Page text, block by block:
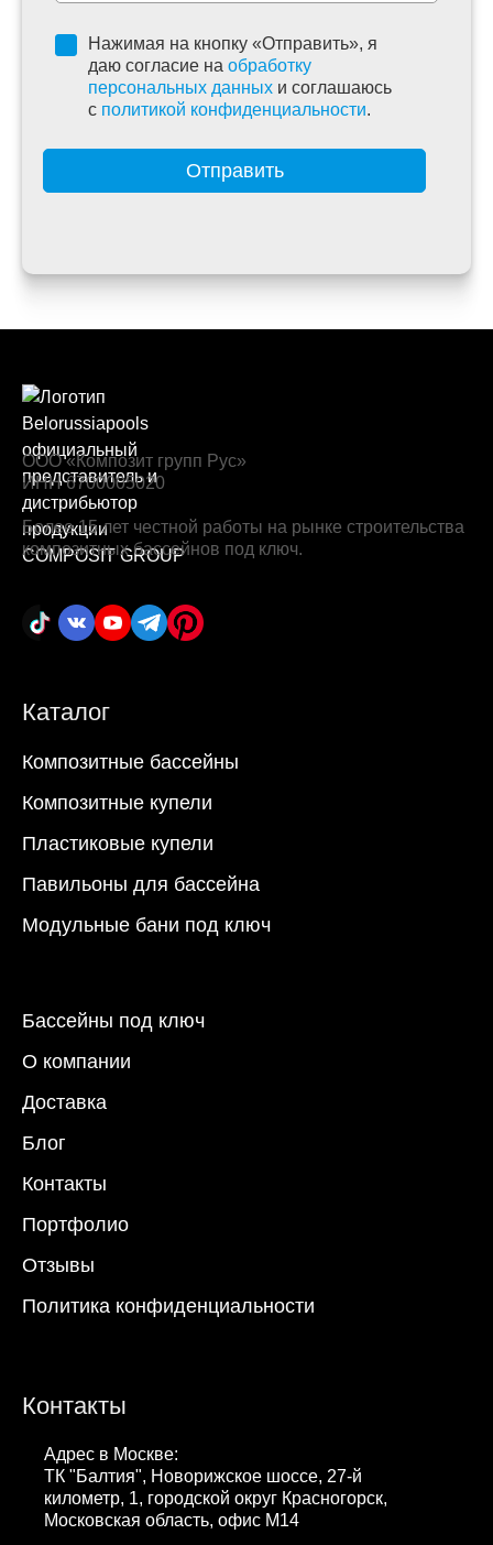
Нажимая на кнопку «Отправить», я
даю согласие на обработку
персональных данных и соглашаюсь
c политикой конфиденциальности.
Отправить
ООО «Композит групп Рус»
ИНН 6700005020
Более 15 лет честной работы на рынке строительства
композитных бассейнов под ключ.
Каталог
Композитные бассейны
Композитные купели
Пластиковые купели
Павильоны для бассейна
Модульные бани под ключ
Бассейны под ключ
О компании
Доставка
Блог
Контакты
Портфолио
Отзывы
Политика конфиденциальности
Контакты
Адрес в Москве:
ТК "Балтия", Новорижское шоссе, 27-й
километр, 1, городской округ Красногорск,
Московская область, офис М14